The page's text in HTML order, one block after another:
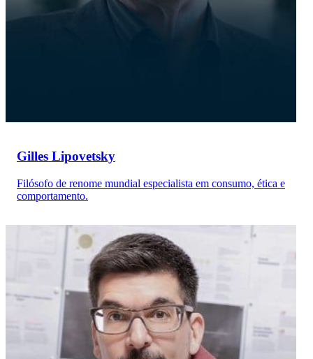
Gilles Lipovetsky
Filósofo de renome mundial especialista em consumo, ética e
comportamento.